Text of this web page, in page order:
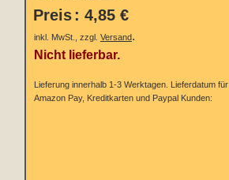
Preis : 4,85 €
inkl. MwSt., zzgl. Versand.
Nicht lieferbar.
Lieferung innerhalb 1-3 Werktagen.
Lieferdatum für
Amazon Pay, Kreditkarten und Paypal Kunden: